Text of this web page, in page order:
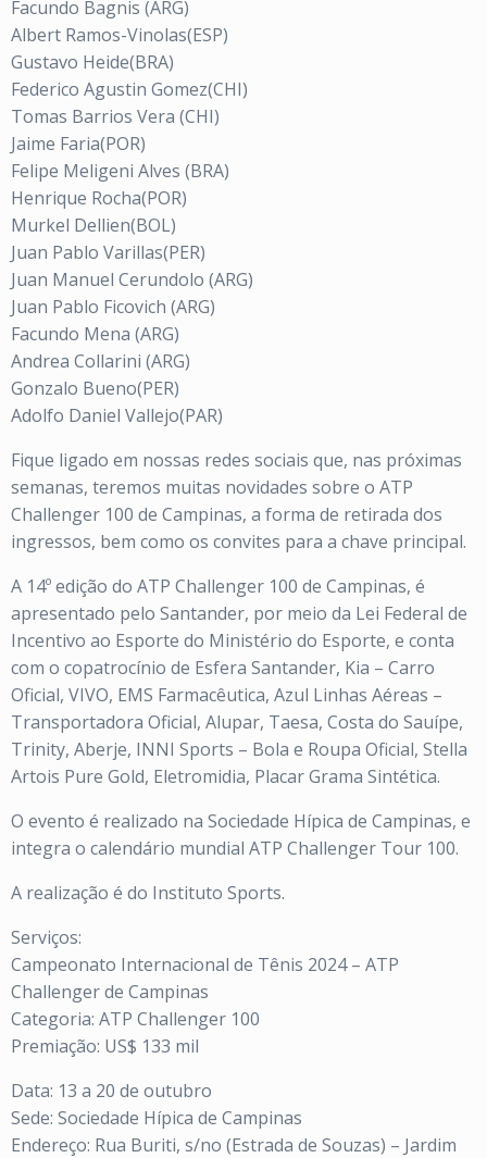
Facundo Bagnis (ARG)
Albert Ramos-Vinolas(ESP)
Gustavo Heide(BRA)
Federico Agustin Gomez(CHI)
Tomas Barrios Vera (CHI)
Jaime Faria(POR)
Felipe Meligeni Alves (BRA)
Henrique Rocha(POR)
Murkel Dellien(BOL)
Juan Pablo Varillas(PER)
Juan Manuel Cerundolo (ARG)
Juan Pablo Ficovich (ARG)
Facundo Mena (ARG)
Andrea Collarini (ARG)
Gonzalo Bueno(PER)
Adolfo Daniel Vallejo(PAR)
Fique ligado em nossas redes sociais que, nas próximas
semanas, teremos muitas novidades sobre o ATP
Challenger 100 de Campinas, a forma de retirada dos
ingressos, bem como os convites para a chave principal.
A 14º edição do ATP Challenger 100 de Campinas, é
apresentado pelo Santander, por meio da Lei Federal de
Incentivo ao Esporte do Ministério do Esporte, e conta
com o copatrocínio de Esfera Santander, Kia – Carro
Oficial, VIVO, EMS Farmacêutica, Azul Linhas Aéreas –
Transportadora Oficial, Alupar, Taesa, Costa do Sauípe,
Trinity, Aberje, INNI Sports – Bola e Roupa Oficial, Stella
Artois Pure Gold, Eletromidia, Placar Grama Sintética.
O evento é realizado na Sociedade Hípica de Campinas, e
integra o calendário mundial ATP Challenger Tour 100.
A realização é do Instituto Sports.
Serviços:
Campeonato Internacional de Tênis 2024 – ATP
Challenger de Campinas
Categoria: ATP Challenger 100
Premiação: US$ 133 mil
Data: 13 a 20 de outubro
Sede: Sociedade Hípica de Campinas
Endereço: Rua Buriti, s/no (Estrada de Souzas) – Jardim